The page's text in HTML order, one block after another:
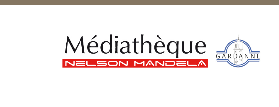
recherche